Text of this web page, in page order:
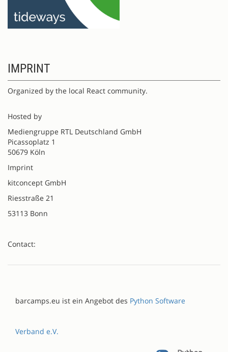
IMPRINT
Organized by the local React community.
Hosted by
Mediengruppe RTL Deutschland GmbH
Picassoplatz 1
50679 Köln
Imprint
kitconcept GmbH
Riesstraße 21
53113 Bonn
Contact:
barcamps.eu ist ein Angebot des Python Software
Verband e.V.